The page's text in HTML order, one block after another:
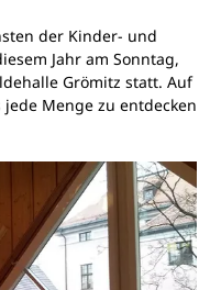
der Kinder- und
Jahr am Sonntag,
Grömitz statt. Auf
Menge zu entdecken